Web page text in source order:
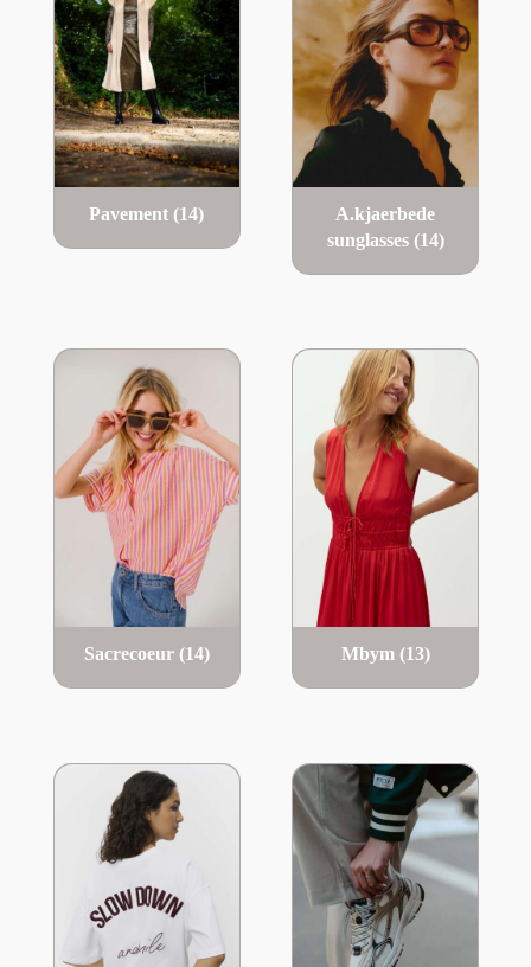
Pavement (14)
A.kjaerbede
sunglasses (14)
Sacrecoeur (14) Mbym (13)